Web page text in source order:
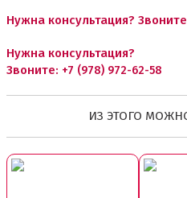
Нужна консультация?
Нужна консультация?
Звоните: +7 (978) 972-62-58
ИЗ ЭТОГО